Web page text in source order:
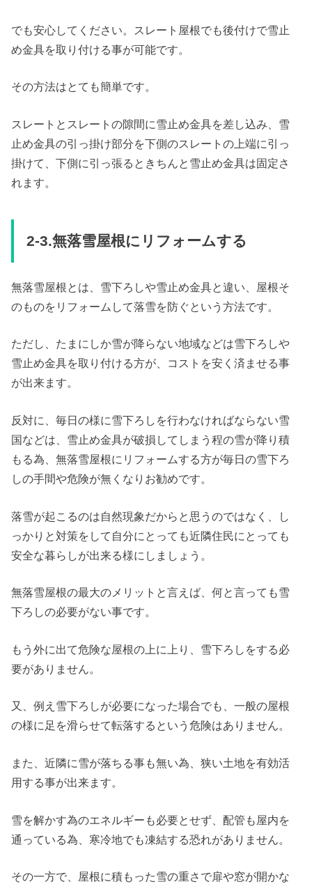
でも安心してください。スレート屋根でも後付けで雪止
め金具を取り付ける事が可能です。
その方法はとても簡単です。
スレートとスレートの隙間に雪止め金具を差し込み、雪
止め金具の引っ掛け部分を下側のスレートの上端に引っ
掛けて、下側に引っ張るときちんと雪止め金具は固定さ
れます。
2-3.無落雪屋根にリフォームする
無落雪屋根とは、雪下ろしや雪止め金具と違い、屋根そ
のものをリフォームして落雪を防ぐという方法です。
ただし、たまにしか雪が降らない地域などは雪下ろしや
雪止め金具を取り付ける方が、コストを安く済ませる事
が出来ます。
反対に、毎日の様に雪下ろしを行わなければならない雪
国などは、雪止め金具が破損してしまう程の雪が降り積
もる為、無落雪屋根にリフォームする方が毎日の雪下ろ
しの手間や危険が無くなりお勧めです。
落雪が起こるのは自然現象だからと思うのではなく、し
っかりと対策をして自分にとっても近隣住民にとっても
安全な暮らしが出来る様にしましょう。
無落雪屋根の最大のメリットと言えば、何と言っても雪
下ろしの必要がない事です。
もう外に出て危険な屋根の上に上り、雪下ろしをする必
要がありません。
又、例え雪下ろしが必要になった場合でも、一般の屋根
の様に足を滑らせて転落するという危険はありません。
また、近隣に雪が落ちる事も無い為、狭い土地を有効活
用する事が出来ます。
雪を解かす為のエネルギーも必要とせず、配管も屋内を
通っている為、寒冷地でも凍結する恐れがありません。
その一方で、屋根に積もった雪の重さで扉や窓が開かな